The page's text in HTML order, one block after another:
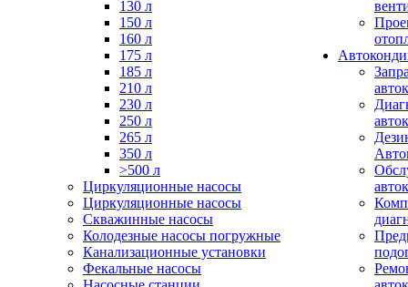
130 л
150 л
160 л
175 л
185 л
210 л
230 л
250 л
265 л
350 л
>500 л
Циркуляционные насосы
Циркуляционные насосы
Скважинные насосы
Колодезные насосы погружные
Канализационные установки
Фекальные насосы